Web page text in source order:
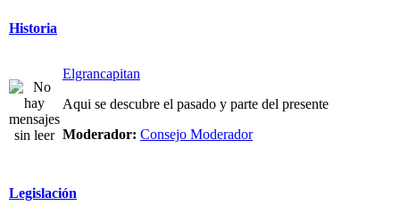
Historia
Elgrancapitan
Aqui se descubre el pasado y parte del presente
Moderador: Consejo Moderador
Legislación